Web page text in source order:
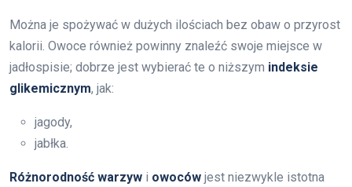
Można je spożywać w dużych ilościach bez obaw o przyrost
kalorii. Owoce również powinny znaleźć swoje miejsce w
jadłospisie; dobrze jest wybierać te o niższym indeksie
glikemicznym, jak:
jagody,
jabłka.
Różnorodność warzyw i owoców jest niezwykle istotna